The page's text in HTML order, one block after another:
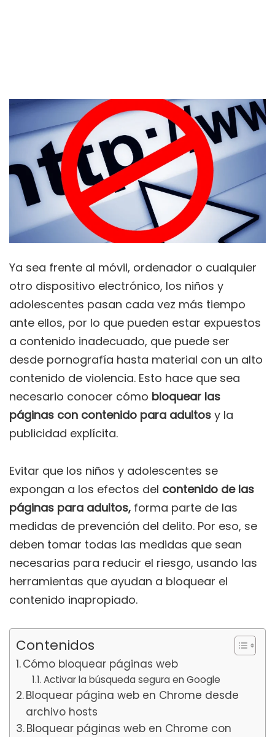
Ya sea frente al móvil, ordenador o cualquier
otro dispositivo electrónico, los niños y
adolescentes pasan cada vez más tiempo
ante ellos, por lo que pueden estar expuestos
a contenido inadecuado, que puede ser
desde pornografía hasta material con un alto
contenido de violencia. Esto hace que sea
necesario conocer cómo bloquear las
páginas con contenido para adultos y la
publicidad explícita.
Evitar que los niños y adolescentes se
expongan a los efectos del contenido de las
páginas para adultos, forma parte de las
medidas de prevención del delito. Por eso, se
deben tomar todas las medidas que sean
necesarias para reducir el riesgo, usando las
herramientas que ayudan a bloquear el
contenido inapropiado.
Contenidos
Cómo bloquear páginas web
Activar la búsqueda segura en Google
Bloquear página web en Chrome desde
archivo hosts
Bloquear páginas web en Chrome con